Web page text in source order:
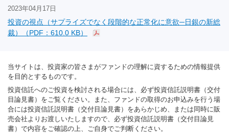
2023年04月17日
投資の視点（サプライズでなく段階的な正常化に意欲─日銀の新総
裁）（PDF：610.0 KB）
当サイトは、投資家の皆さまがファンドの理解に資するための情報提供
を目的とするものです。
投資信託へのご投資を検討される場合には、必ず投資信託説明書（交付
目論見書）をご覧ください。また、ファンドの取得のお申込みを行う場
合には投資信託説明書（交付目論見書）をあらかじめ、または同時に販
売会社よりお渡しいたしますので、必ず投資信託説明書（交付目論見
書）で内容をご確認の上、ご自身でご判断ください。